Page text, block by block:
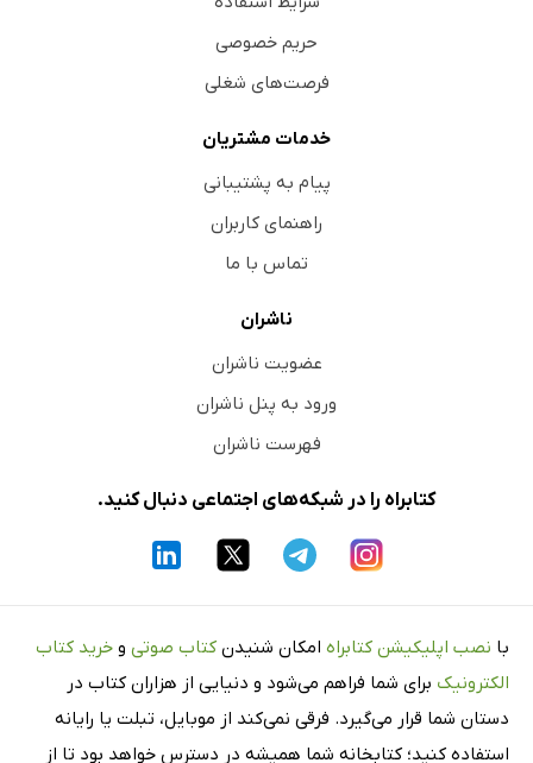
حریم خصوصی
فرصت‌های شغلی
خدمات مشتریان
پیام به پشتیبانی
راهنمای کاربران
تماس با ما
ناشران
عضویت ناشران
ورود به پنل ناشران
فهرست ناشران
کتابراه را در شبکه‌های اجتماعی دنبال کنید.
با نصب اپلیکیشن کتابراه امکان شنیدن کتاب صوتی و خرید کتاب
الکترونیک برای شما فراهم می‌شود و دنیایی از هزاران کتاب در
دستان شما قرار می‌گیرد. فرقی نمی‌کند از موبایل، تبلت یا رایانه
استفاده کنید؛ کتابخانه شما همیشه در دسترس خواهد بود تا از